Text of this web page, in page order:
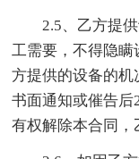
2.5、乙方提供
工需要，不得隐
方提供的设备的
书面通知或催告
有权解除本合同，